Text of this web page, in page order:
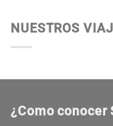
NUESTROS
¿Como conocer